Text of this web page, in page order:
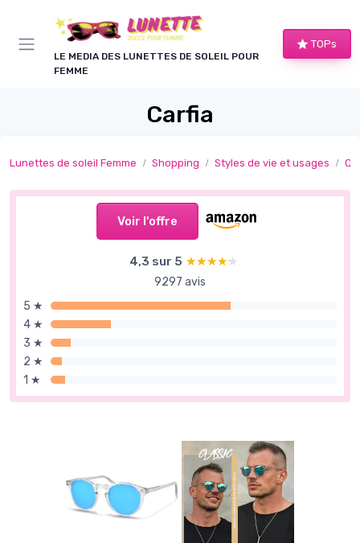
LE MEDIA DES LUNETTES DE SOLEIL POUR
FEMME
TOPs
Carfia
Lunettes de soleil Femme Shopping Styles de vie et usages
Voir l'offre
4,3 sur 5 ★★★★★
★★★★★
9297 avis
5 ★
4 ★
3 ★
2 ★
1 ★